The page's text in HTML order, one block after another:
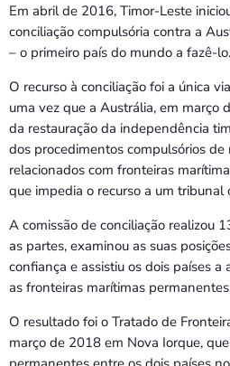
Em abril de 2016, Timor-Leste
conciliação compulsória contra a
– o primeiro país do mundo a fazê-lo.
O recurso à conciliação foi a única
uma vez que a Austrália, em março
da restauração da independência
dos procedimentos compulsórios de
relacionados com fronteiras
que impedia o recurso a um tribunal
A comissão de conciliação realizou
as partes, examinou as suas
confiança e assistiu os dois países a
as fronteiras marítimas
O resultado foi o Tratado de
março de 2018 em Nova Iorque,